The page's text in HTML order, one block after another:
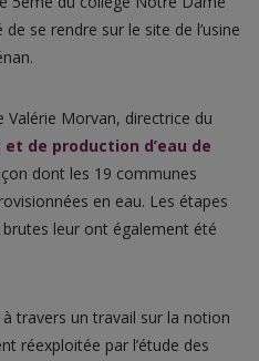
se rendre sur le site de l’usine
Valérie Morvan, directrice du
de production d’eau de
dont les 19 communes
en eau. Les étapes
leur ont également été
travers un travail sur la notion
réexploitée par l’étude des